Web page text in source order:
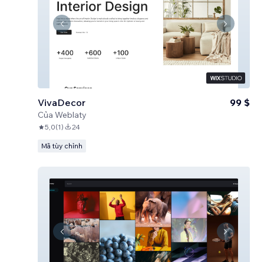
VivaDecor
Của Weblaty
99 $
5,0(1) 24
Mã tùy chỉnh